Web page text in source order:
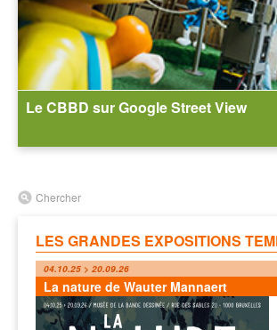
Le CBBD sur Google Street View
Chercher
LES GRANDES EXPOSITIONS
04.10.25 > 20.09.26
La nature de Wauter Mannaert